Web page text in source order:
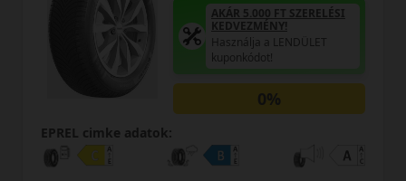
AKÁR 5.000 FT SZERELÉSI
KEDVEZMÉNY!
Használja a LENDÜLET
kuponkódot!
0%
EPREL cimke adatok: